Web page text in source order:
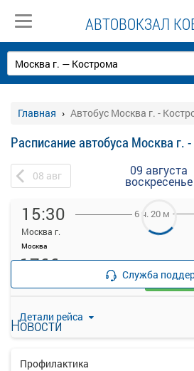
АВТОВОКЗАЛ
Главная Автобус Москва г. -
Расписание автобуса Москва г.
08 авг 09 августа
воскресенье
15:30
Москва г.
Москва
6 ч. 20 м
Детали рейса
1766 Служба
Новости
Профилактика